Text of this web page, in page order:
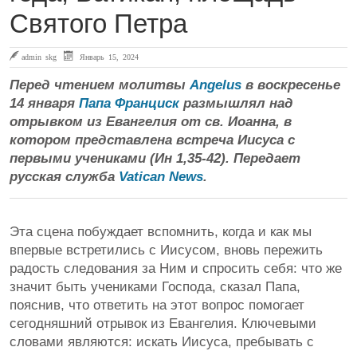
Святого Петра
admin skg Январь 15, 2024
Перед чтением молитвыAngelus в воскресенье
14 января Папа Франциск размышлял над
отрывком из Евангелия от св. Иоанна, в
котором представлена встреча Иисуса с
первыми учениками (Ин 1,35-42). Передает
русская служба Vatican News.
Эта сцена побуждает вспомнить, когда и как мы
впервые встретились с Иисусом, вновь пережить
радость следования за Ним и спросить себя: что же
значит быть учениками Господа, сказал Папа,
пояснив, что ответить на этот вопрос помогает
сегодняшний отрывок из Евангелия. Ключевыми
словами являются: искать Иисуса, пребывать с